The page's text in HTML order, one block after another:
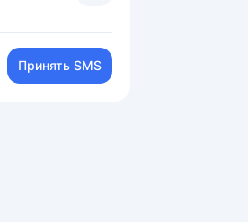
Принять SMS